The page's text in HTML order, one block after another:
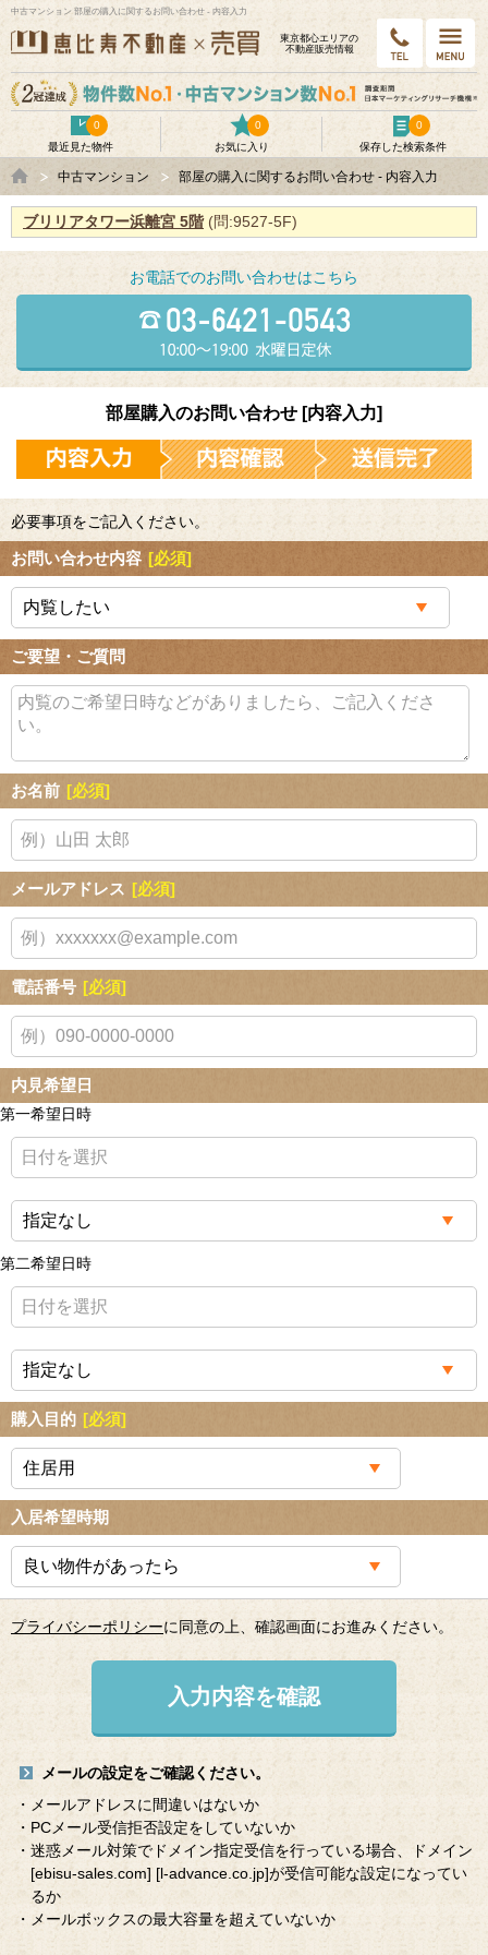
中古マンション 部屋の購入に関するお問い合わせ - 内容入力
東京都⼼エリアの
不動産販売情報
最近見た物件
0
お気に入り
0
保存した検索条件
0
中古マンション 部屋の購入に関するお問い合わせ - 内容入力
ブリリアタワー浜離宮 5階(問:9527-5F)
お電話でのお問い合わせはこちら
部屋購入のお問い合わせ [内容入力]
必要事項をご記入ください。
お問い合わせ内容 [必須]
ご要望・ご質問
お名前 [必須]
メールアドレス [必須]
電話番号 [必須]
内見希望日
第一希望日時
第二希望日時
購入目的 [必須]
入居希望時期
プライバシーポリシーに同意の上、確認画面にお進みください。
入力内容を確認
メールの設定をご確認ください。
・メールアドレスに間違いはないか
・PCメール受信拒否設定をしていないか
・迷惑メール対策でドメイン指定受信を行っている場合、ドメイン
[ebisu-sales.com] [l-advance.co.jp]が受信可能な設定になってい
るか
・メールボックスの最大容量を超えていないか